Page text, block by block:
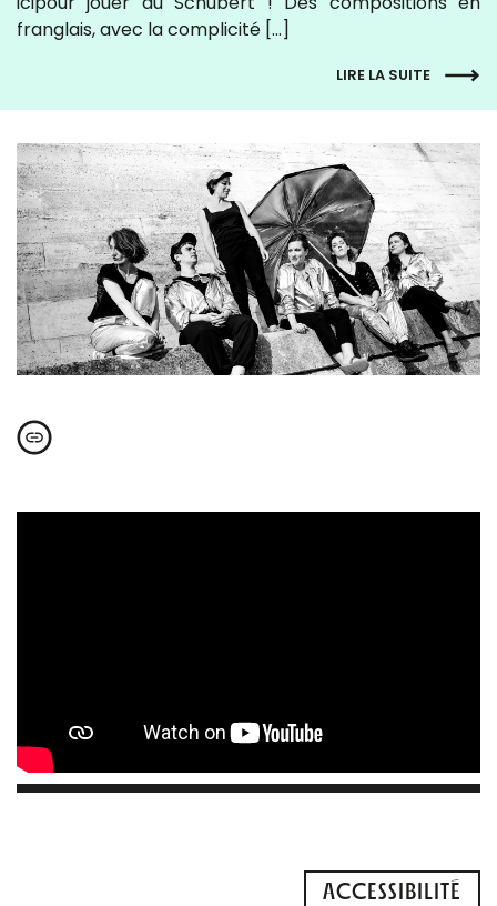
franglais, avec la complicité […]
LIRE LA SUITE
ACCESSIBILITÉ